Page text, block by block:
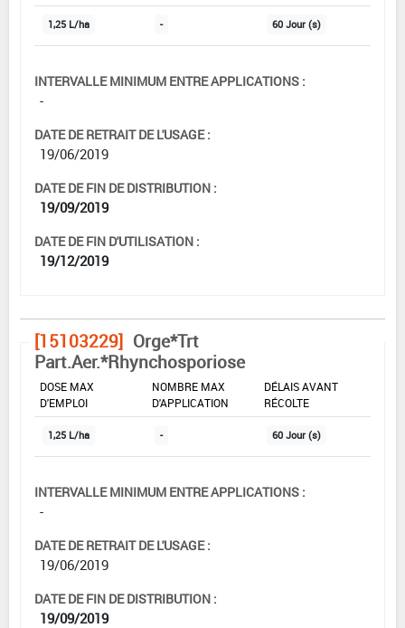
1,25 L/ha - 60 Jour (s)
INTERVALLE MINIMUM ENTRE APPLICATIONS :
-
DATE DE RETRAIT DE L'USAGE :
19/06/2019
DATE DE FIN DE DISTRIBUTION :
19/09/2019
DATE DE FIN D'UTILISATION :
19/12/2019
[15103229] Orge*Trt
Part.Aer.*Rhynchosporiose
DOSE MAX
D'EMPLOI
NOMBRE MAX
D'APPLICATION
DÉLAIS AVANT
RÉCOLTE
1,25 L/ha - 60 Jour (s)
INTERVALLE MINIMUM ENTRE APPLICATIONS :
-
DATE DE RETRAIT DE L'USAGE :
19/06/2019
DATE DE FIN DE DISTRIBUTION :
19/09/2019